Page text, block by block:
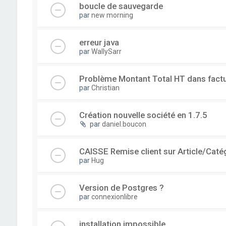
boucle de sauvegarde
parnew morning
erreur java
parWallySarr
Problème Montant Total HT dans
parChristian
Création nouvelle société en 1.7.5
pardaniel.boucon
CAISSE Remise client sur Article/
par Hug
Version de Postgres ?
parconnexionlibre
installation impossible